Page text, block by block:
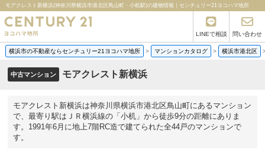
モアクレスト新横浜(神奈川県横浜市港北区鳥山町・小机駅)の建物情報｜センチュリー21ヨコハマ地所
LINEで相談 問い合わせ
横浜市の不動産ならセンチュリー21ヨコハマ地所 > マンションカタログ > 横浜市港北区
中古マンション モアクレスト新横浜
モアクレスト新横浜は神奈川県横浜市港北区鳥山町にあるマンション
で、最寄り駅はＪＲ横浜線の「小机」から徒歩9分の距離にありま
す。1991年6月に地上7階RC造で建てられた全44戸のマンションで
す。